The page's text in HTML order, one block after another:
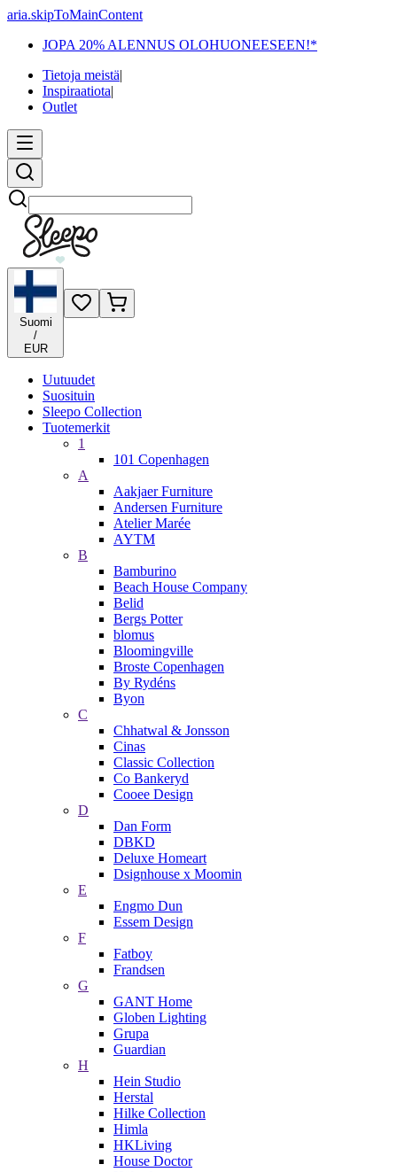
aria.skipToMainContent
JOPA 20% ALENNUS OLOHUONEESEEN!*
Tietoja meistä|
Inspiraatiota|
Outlet
Etsi
Suomi
/
EUR
Uutuudet
Suosituin
Sleepo Collection
Tuotemerkit
1
101 Copenhagen
A
Aakjaer Furniture
Andersen Furniture
Atelier Marée
AYTM
B
Bamburino
Beach House Company
Belid
Bergs Potter
blomus
Bloomingville
Broste Copenhagen
By Rydéns
Byon
C
Chhatwal & Jonsson
Cinas
Classic Collection
Co Bankeryd
Cooee Design
D
Dan Form
DBKD
Deluxe Homeart
Dsignhouse x Moomin
E
Engmo Dun
Essem Design
F
Fatboy
Frandsen
G
GANT Home
Globen Lighting
Grupa
Guardian
H
Hein Studio
Herstal
Hilke Collection
Himla
HKLiving
House Doctor